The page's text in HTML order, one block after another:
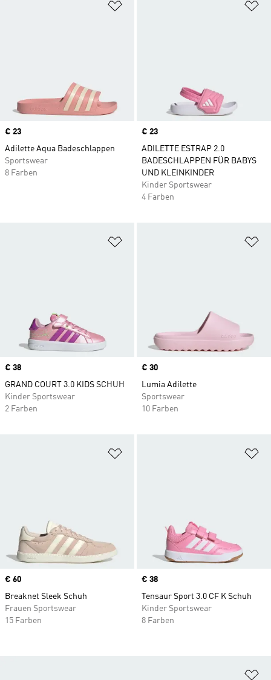
Price
€ 23
Adilette Aqua Badeschlappen
Sportswear
8 Farben
Price
€ 23
ADILETTE ESTRAP 2.0
BADESCHLAPPEN FÜR BABYS
UND KLEINKINDER
Kinder Sportswear
4 Farben
Price
€ 38
GRAND COURT 3.0 KIDS SCHUH
Kinder Sportswear
2 Farben
Price
€ 30
Lumia Adilette
Sportswear
10 Farben
Price
€ 60
Breaknet Sleek Schuh
Frauen Sportswear
15 Farben
Price
€ 38
Tensaur Sport 3.0 CF K Schuh
Kinder Sportswear
8 Farben